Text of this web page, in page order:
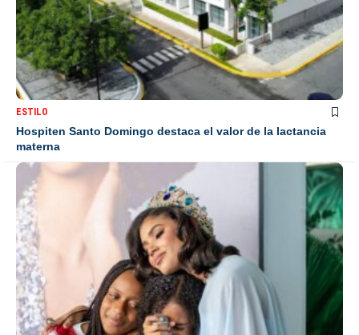
ESTILO
Hospiten Santo Domingo destaca el valor de la lactancia
materna